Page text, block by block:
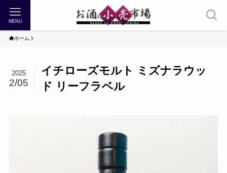
MENU
ホーム
イチローズモルト ミズナラウッ
ド リーフラベル
2025
2/05